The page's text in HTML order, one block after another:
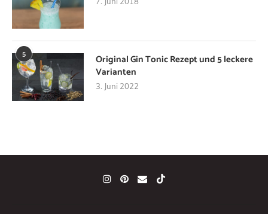
5
Original Gin Tonic Rezept und 5 leckere
Varianten
3. Juni 2022